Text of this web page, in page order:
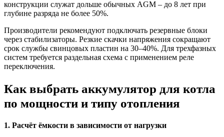
конструкции служат дольше обычных AGM – до 8 лет при
глубине разряда не более 50%.
Производители рекомендуют подключать резервные блоки
через стабилизаторы. Резкие скачки напряжения сокращают
срок службы свинцовых пластин на 30–40%. Для трехфазных
систем требуется раздельная схема с применением реле
переключения.
Как выбрать аккумулятор для котла
по мощности и типу отопления
1. Расчёт ёмкости в зависимости от нагрузки